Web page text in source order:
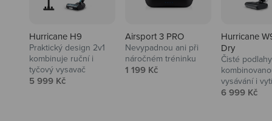
Hurricane H9
Praktický design 2v1
kombinuje ruční i
tyčový vysavač
Prodejní cena
5 999 Kč
Airsport 3 PRO
Nevypadnou ani při
náročném tréninku
Prodejní cena
1 199 Kč
Hurricane
Dry
Čisté
vysávání i
Prodejní cena
6 999 Kč